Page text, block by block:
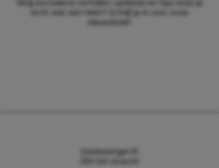
Wil jij exclusieve verhalen, updates en tips waar je
echt wat aan hebt? Schrijf je in voor onze
nieuwsbrief.
Daalsesingel 51
3511 SW Utrecht